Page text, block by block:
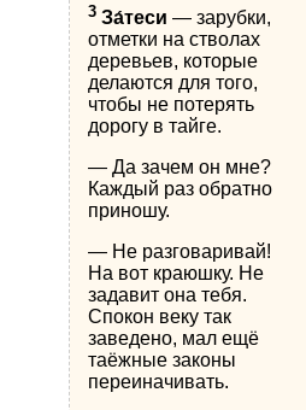
3 За́теси — зарубки,
отметки на стволах
деревьев, которые
делаются для того,
чтобы не потерять
дорогу в тайге.
— Да зачем он мне?
Каждый раз обратно
приношу.
— Не разговаривай!
На вот краюшку. Не
задавит она тебя.
Спокон веку так
заведено, мал ещё
таёжные законы
переиначивать.